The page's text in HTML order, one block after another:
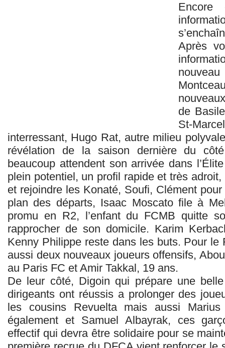
Encore
Après
de
St-
interressant, Hugo Rat, autre milieu
révélation de la saison dernière du
beaucoup attendent son arrivée dans
plein potentiel, un profil rapide et très
et rejoindre les Konaté, Soufi, Clément
plan des départs, Isaac Moscato file à
promu en R2, l’enfant du FCMB quitte
rapprocher de son domicile. Karim
Kenny Philippe reste dans les buts. Pour le
aussi deux nouveaux joueurs offensifs,
au Paris FC et Amir Takkal, 19 ans.
De leur côté, Digoin qui prépare une
dirigeants ont réussis a prolonger des
les cousins Revuelta mais aussi
également et Samuel Albayrak, ces
effectif qui devra être solidaire pour se